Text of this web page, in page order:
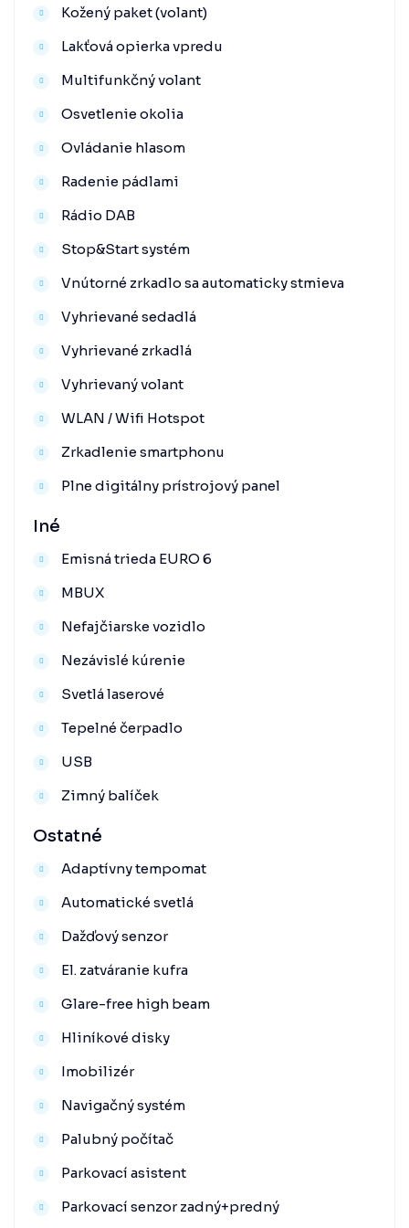
Kožený paket (volant)
Lakťová opierka vpredu
Multifunkčný volant
Osvetlenie okolia
Ovládanie hlasom
Radenie pádlami
Rádio DAB
Stop&Start systém
Vnútorné zrkadlo sa automaticky stmieva
Vyhrievané sedadlá
Vyhrievané zrkadlá
Vyhrievaný volant
WLAN / Wifi Hotspot
Zrkadlenie smartphonu
Plne digitálny prístrojový panel
Iné
Emisná trieda EURO 6
MBUX
Nefajčiarske vozidlo
Nezávislé kúrenie
Svetlá laserové
Tepelné čerpadlo
USB
Zimný balíček
Ostatné
Adaptívny tempomat
Automatické svetlá
Dažďový senzor
El. zatváranie kufra
Glare-free high beam
Hliníkové disky
Imobilizér
Navigačný systém
Palubný počítač
Parkovací asistent
Parkovací senzor zadný+predný